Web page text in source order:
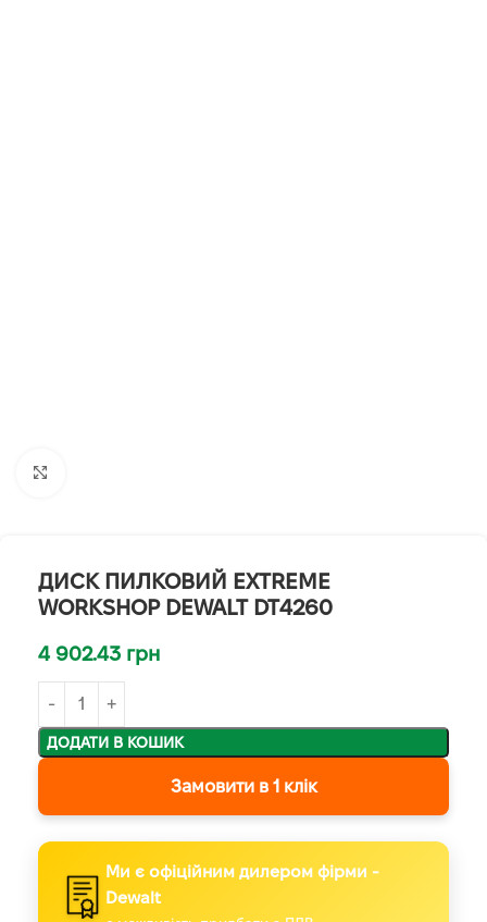
ДИСК ПИЛКОВИЙ EXTREME
WORKSHOP DEWALT DT4260
4 902.43 грн
ДОДАТИ В КОШИК
Замовити в 1 клік
Ми є офіційним дилером фірми -
Dewalt